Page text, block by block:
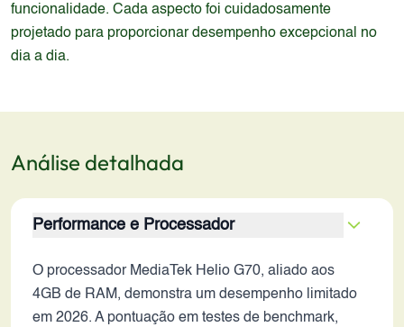
funcionalidade. Cada aspecto foi cuidadosamente
projetado para proporcionar desempenho excepcional no
dia a dia.
Análise detalhada
Performance e Processador
O processador MediaTek Helio G70, aliado aos
4GB de RAM, demonstra um desempenho limitado
em 2026. A pontuação em testes de benchmark,